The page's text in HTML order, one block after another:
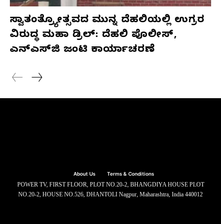
ಸ್ವಾತಂತ್ರ್ಯೋತ್ಸವದ ಮುನ್ನ ದೆಹಲಿಯಲ್ಲಿ ಉಗ್ರರ
ವಿರುದ್ಧ ಮಹಾ ಡ್ರಿಲ್: ದೆಹಲಿ ಪೊಲೀಸ್,
ಎನ್‌ಎಸ್‌ಜಿ ಜಂಟಿ ಕಾರ್ಯಾಚರಣೆ
About Us Terms & Conditions
POWER TV, FIRST FLOOR, PLOT NO.20-2, BHANGDIYA HOUSE PLOT
NO.20-2, HOUSE NO.526, DHANTOLI Nagpur, Maharashtra, India 440012